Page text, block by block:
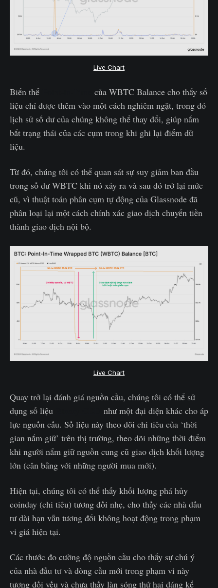
Live Chart
Biến thể
của WBTC Balance cho thấy số
liệu chỉ được thêm vào một cách nghiêm ngặt, trong đó
lịch sử số dư của chúng không thể thay đổi, giúp nắm
bắt trạng thái của các cụm trong khi ghi lại điểm dữ
liệu.
Từ đó, chúng tôi có thể quan sát sự suy giảm ban đầu
trong số dư WBTC khi nó xảy ra và sau đó trở lại mức
cũ, vì thuật toán phân cụm tự động của Glassnode đã
phân loại lại một cách chính xác giao dịch chuyển tiền
thành giao dịch nội bộ.
Live Chart
Quay trở lại đánh giá nguồn cầu, chúng tôi có thể sử
dụng số liệu
như một đại diện khác cho áp
lực nguồn cầu. Số liệu này theo dõi chi tiêu của ‘thời
gian nắm giữ’ trên thị trường, theo dõi những thời điểm
khi người nắm giữ nguồn cung cũ giao dịch khối lượng
lớn (cân bằng với những người mua mới).
Hiện tại, chúng tôi có thể thấy khối lượng phá hủy
coinday (chi tiêu) tương đối nhẹ, cho thấy các nhà đầu
tư dài hạn vẫn tương đối không hoạt động trong phạm
vi giá hiện tại.
Các thước đo cường độ nguồn cầu cho thấy sự chú ý
của nhà đầu tư và dòng cầu mới trong phạm vi này
tương đối yếu và chưa thấy làn sóng thứ hai đáng kể